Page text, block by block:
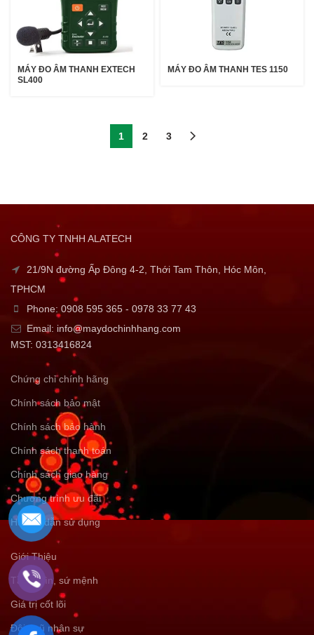
MÁY ĐO ÂM THANH EXTECH
SL400
MÁY ĐO ÂM THANH TES 1150
1 2 3
CÔNG TY TNHH ALATECH
21/9N đường Ấp Đông 4-2, Thới Tam Thôn, Hóc Môn,
TPHCM
Phone: 0908 595 365 - 0978 33 77 43
Email: info@maydochinhhang.com
MST: 0313416824
Chứng chỉ chính hãng
Chính sách bảo mật
Chính sách bảo hành
Chính sách thanh toán
Chính sách giao hàng
Chương trình ưu đãi
Hướng dẫn sử dụng
Giới Thiệu
Tầm nhìn, sứ mệnh
Giá trị cốt lõi
Đội ngũ nhân sự